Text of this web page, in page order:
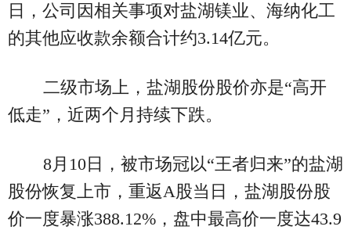
日，公司因相关事项对盐湖镁业、海纳化工
的其他应收款余额合计约3.14亿元。
二级市场上，盐湖股份股价亦是“高开
低走”，近两个月持续下跌。
8月10日，被市场冠以“王者归来”的盐湖
股份恢复上市，重返A股当日，盐湖股份股
价一度暴涨388.12%，盘中最高价一度达43.9